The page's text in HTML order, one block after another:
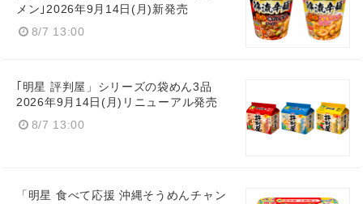
メン｣2026年9月14日(月)新発売
8/7 13:00
｢明星 評判屋」シリーズの袋めん3品
2026年9月14日(月)リニューアル発売
8/7 13:00
「明星 食べて応援 沖縄そうめんチャン